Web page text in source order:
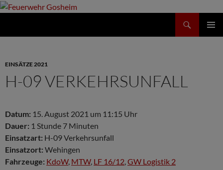
EINSÄTZE 2021
H-09 VERKEHRSUNFALL
Datum: 15. August 2021 um 11:15 Uhr
Dauer: 1 Stunde 7 Minuten
Einsatzart: H-09 Verkehrsunfall
Einsatzort: Wehingen
Fahrzeuge: KdoW, MTW, LF 16/12,GW Logistik 2